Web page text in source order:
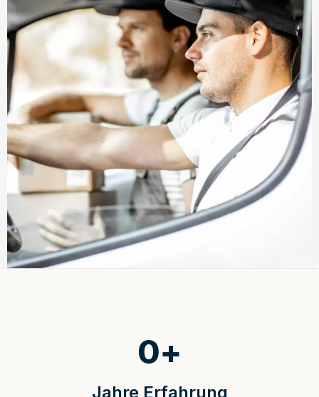
Jahre Erfahrung
0+